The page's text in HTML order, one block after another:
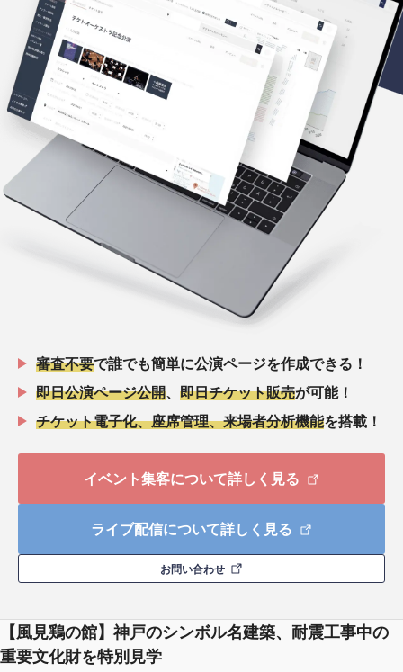
審査不要で誰でも簡単に公演ページを作成できる！
即日公演ページ公開、 即日チケット販売が可能！
チケット電子化、座席管理、来場者分析機能を搭載！
イベント集客について詳しく見る
ライブ配信について詳しく見る
お問い合わせ
【風見鶏の館】神戸のシンボル名建築、耐震工事中の
重要文化財を特別見学